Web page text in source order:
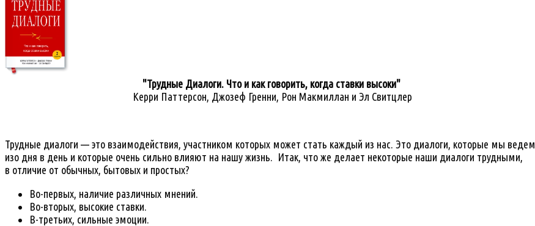
"Трудные Диалоги. Что и как говорить, когда ставки высоки"
Керри Паттерсон Джозеф Гренни Рон Макмиллан и Эл Свитцлеp
Трудные диалоги — это взаимодействия, участником которых может стать каждый из нас. Это диалоги, которые мы ведем
изо дня в день и которые очень сильно влияют на нашу жизнь. Итак, что же делает некоторые наши диалоги трудными,
в отличие от обычных, бытовых и простых?
Во-первых, наличие различных мнений.
Во-вторых, высокие ставки.
В-третьих, сильные эмоции.